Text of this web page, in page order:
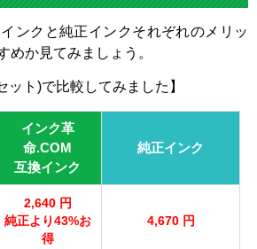
ンクと純正インクそれぞれのメリッ
めか見てみましょう。
ット)で比較してみました】
インク革
命.COM
互換インク
純正インク
2,640 円
純正より43%お
得
4,670 円